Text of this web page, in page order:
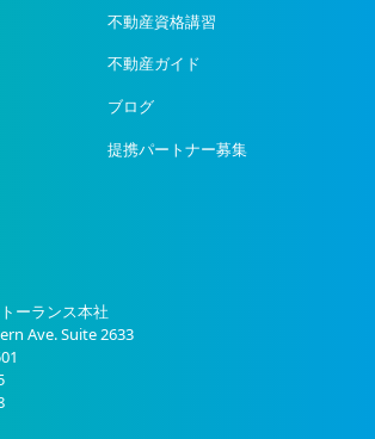
不動産資格講習
不動産ガイド
ブログ
提携パートナー募集
ーランス本社
Ave. Suite 2633